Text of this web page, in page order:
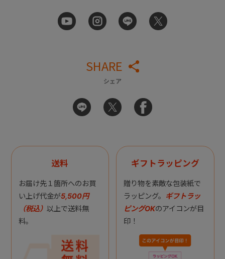
SHARE
シェア
送料
お届け先１箇所へのお買
い上げ代金が5,500円
（税込） 以上で送料無
料。
ギフトラッピング
贈り物を素敵な包装紙で
ラッピング。 ギフトラッ
ピングOKのアイコンが目
印！